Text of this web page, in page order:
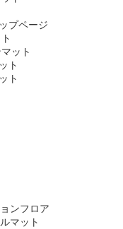
プページ
ット
ト
ト
ンフロア
マット